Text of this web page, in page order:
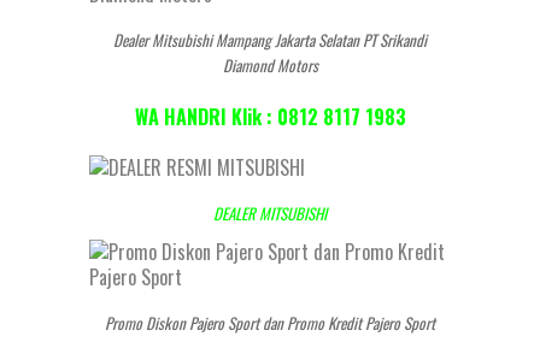
Dealer Mitsubishi Mampang Jakarta Selatan PT Srikandi
Diamond Motors
WA HANDRI Klik : 0812 8117 1983
DEALER MITSUBISHI
Promo Diskon Pajero Sport dan Promo Kredit Pajero Sport